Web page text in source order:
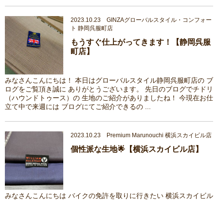
2023.10.23 GINZAグローバルスタイル・コンフォー
ト 静岡呉服町店
もうすぐ仕上がってきます！【静岡呉服
町店】
みなさんこんにちは！ 本日はグローバルスタイル静岡呉服町店の ブ
ログをご覧頂き誠に ありがとうございます。 先日のブログでチドリ
（ハウンドトゥース）の 生地のご紹介がありましたね！ 今現在お仕
立て中で来週には ブログにてご紹介できるの ...
2023.10.23 Premium Marunouchi 横浜スカイビル店
個性派な生地🌟【横浜スカイビル店】
みなさんこんにちは バイクの免許を取りに行きたい 横浜スカイビル